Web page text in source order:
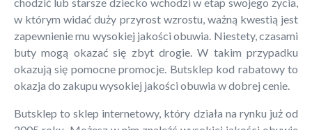
w którym widać duży przyrost wzrostu, ważną kwestią jest
zapewnienie mu wysokiej jakości obuwia. Niestety, czasami
buty mogą okazać się zbyt drogie. W takim przypadku
okazują się pomocne promocje. Butsklep kod rabatowy to
okazja do zakupu wysokiej jakości obuwia w dobrej cenie.
Butsklep to sklep internetowy, który działa na rynku już od